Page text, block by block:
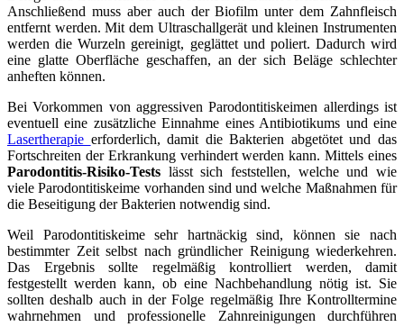
Anschließend muss aber auch der Biofilm unter dem Zahnfleisch
entfernt werden. Mit dem Ultraschallgerät und kleinen Instrumenten
werden die Wurzeln gereinigt, geglättet und poliert. Dadurch wird
eine glatte Oberfläche geschaffen, an der sich Beläge schlechter
anheften können.
Bei Vorkommen von aggressiven Parodontitiskeimen allerdings ist
eventuell eine zusätzliche Einnahme eines Antibiotikums und eine
Lasertherapie erforderlich, damit die Bakterien abgetötet und das
Fortschreiten der Erkrankung verhindert werden kann. Mittels eines
Parodontitis-Risiko-Tests lässt sich feststellen, welche und wie
viele Parodontitiskeime vorhanden sind und welche Maßnahmen für
die Beseitigung der Bakterien notwendig sind.
Weil Parodontitiskeime sehr hartnäckig sind, können sie nach
bestimmter Zeit selbst nach gründlicher Reinigung wiederkehren.
Das Ergebnis sollte regelmäßig kontrolliert werden, damit
festgestellt werden kann, ob eine Nachbehandlung nötig ist. Sie
sollten deshalb auch in der Folge regelmäßig Ihre Kontrolltermine
wahrnehmen und professionelle Zahnreinigungen durchführen